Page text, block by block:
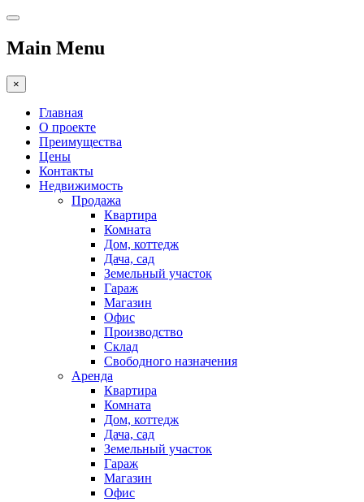
Main Menu
×
Главная
О проекте
Преимущества
Цены
Контакты
Недвижимость
Продажа
Квартира
Комната
Дом, коттедж
Дача, сад
Земельный участок
Гараж
Магазин
Офис
Производство
Склад
Свободного назначения
Аренда
Квартира
Комната
Дом, коттедж
Дача, сад
Земельный участок
Гараж
Магазин
Офис